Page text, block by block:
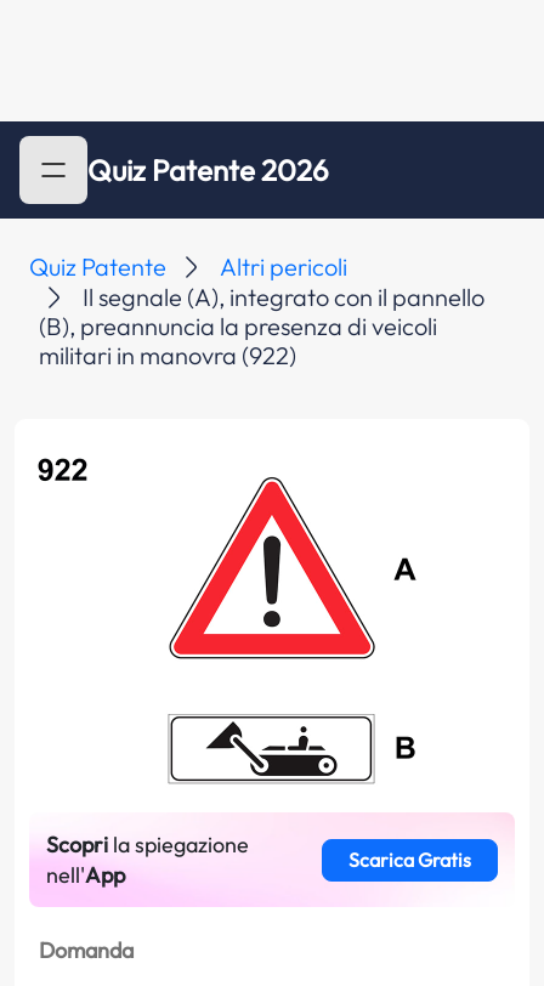
Quiz Patente 2026
Quiz Patente
Altri pericoli
Il segnale (A), integrato con il pannello
(B), preannuncia la presenza di veicoli
militari in manovra (922)
Scopri la spiegazione
nell'App
Scarica Gratis
Domanda